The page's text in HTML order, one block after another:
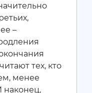
–
тех, кто
менее